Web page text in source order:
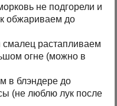
не подгорели и
обжариваем до
растапливаем
огне (можно в
в блэндере до
(не люблю лук после